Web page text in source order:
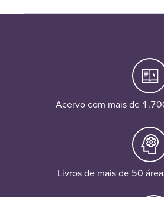
Acervo com mais de
Livros de mais de 50